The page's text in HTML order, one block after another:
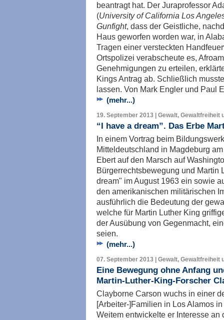
beantragt hat. Der Juraprofessor
(University of California Los
Gunfight, dass der Geistliche,
Haus geworfen worden war, in
Tragen einer versteckten
Ortspolizei verabscheute es,
Genehmigungen zu erteilen,
Kings Antrag ab. Schließlich
lassen. Von Mark Engler und Paul
(mehr...)
19. September 2013 | Gewalt, Gewaltfreiheit
“I have a dream”. Das Erbe
In einem Vortrag beim
Mitteldeutschland in Magdeburg
Ebert auf den Marsch auf
Bürgerrechtsbewegung und Martin
dream" im August 1963 ein sowie
den amerikanischen militärischen
ausführlich die Bedeutung der
welche für Martin Luther King
der Ausübung von Gegenmacht,
seien.
(mehr...)
07. September 2013 | Gewalt, Gewaltfreiheit
Eine Bewegung ohne Anfang
Martin-Luther-King-Forscher
Clayborne Carson wuchs in einer
[Arbeiter-]Familien in Los Alamos
Weitem entwickelte er Interesse